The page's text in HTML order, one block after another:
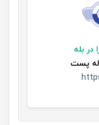
در بله
پست